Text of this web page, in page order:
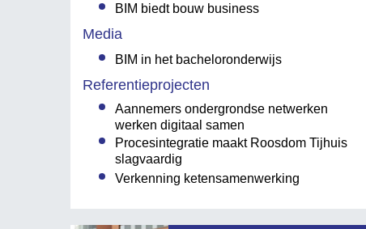
BIM biedt bouw business
Media
BIM in het bacheloronderwijs
Referentieprojecten
Aannemers ondergrondse netwerken
werken digitaal samen
Procesintegratie maakt Roosdom Tijhuis
slagvaardig
Verkenning ketensamenwerking